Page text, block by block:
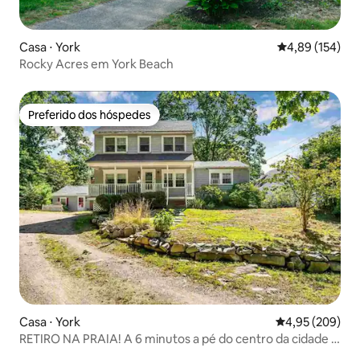
Casa ⋅ York 4,89 de uma
4,89 (154)
Rocky Acres em York Beach
Preferido dos hóspedes
Preferido dos hóspedes
Casa ⋅ York 4,95 de uma
4,95 (209)
RETIRO NA PRAIA! A 6 minutos a pé do centro da cidade e